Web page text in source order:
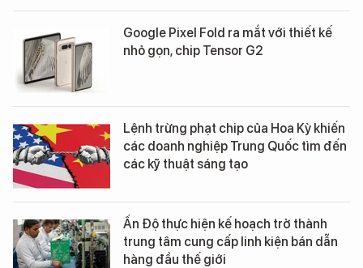
Google Pixel Fold ra mắt với thiết kế
nhỏ gọn, chip Tensor G2
Lệnh trừng phạt chip của Hoa Kỳ khiến
các doanh nghiệp Trung Quốc tìm đến
các kỹ thuật sáng tạo
Ấn Độ thực hiện kế hoạch trở thành
trung tâm cung cấp linh kiện bán dẫn
hàng đầu thế giới